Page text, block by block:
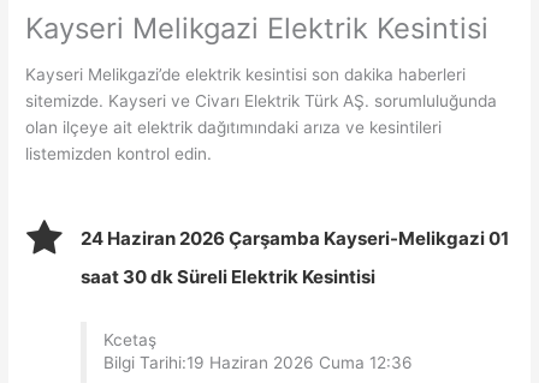
Kayseri Melikgazi Elektrik Kesintisi
Kayseri Melikgazi’de elektrik kesintisi son dakika haberleri
sitemizde. Kayseri ve Civarı Elektrik Türk AŞ. sorumluluğunda
olan ilçeye ait elektrik dağıtımındaki arıza ve kesintileri
listemizden kontrol edin.
24 Haziran 2026 Çarşamba Kayseri-Melikgazi 01
saat 30 dk Süreli Elektrik Kesintisi
Kcetaş
Bilgi Tarihi:19 Haziran 2026 Cuma 12:36